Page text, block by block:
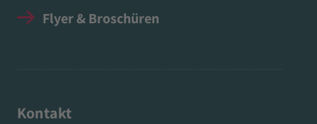
Flyer & Broschüren
Kontakt